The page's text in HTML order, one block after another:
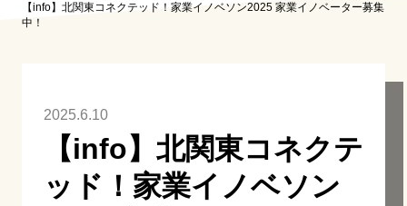
【info】北関東コネクテッド！家業イノベソン2025 家業イノベーター募集
中！
2025.6.10
【info】北関東コネクテ
ッド！家業イノベソン